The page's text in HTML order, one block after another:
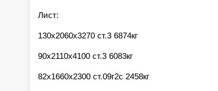
Лист:
130х2060х3270 ст.3 6874кг
90х2110х4100 ст.3 6083кг
82х1660х2300 ст.09г2с 2458кг